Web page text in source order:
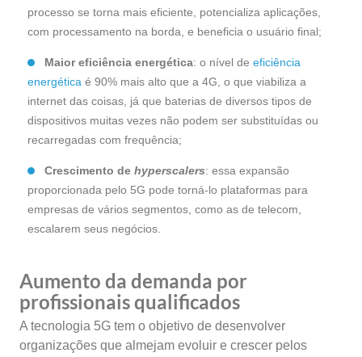
processo se torna mais eficiente, potencializa aplicações,
com processamento na borda, e beneficia o usuário final;
Maior eficiência energética: o nível de eficiência
energética é 90% mais alto que a 4G, o que viabiliza a
internet das coisas, já que baterias de diversos tipos de
dispositivos muitas vezes não podem ser substituídas ou
recarregadas com frequência;
Crescimento de hyperscalers: essa expansão
proporcionada pelo 5G pode torná-lo plataformas para
empresas de vários segmentos, como as de telecom,
escalarem seus negócios.
Aumento da demanda por
profissionais qualificados
A tecnologia 5G tem o objetivo de desenvolver
organizações que almejam evoluir e crescer pelos